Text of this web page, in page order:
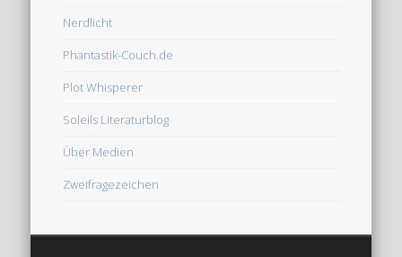
Nerdlicht
Phantastik-Couch.de
Plot Whisperer
Soleils Literaturblog
Über Medien
Zweifragezeichen